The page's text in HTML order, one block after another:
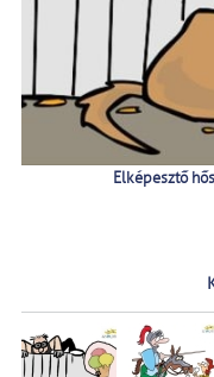
Elképesztő